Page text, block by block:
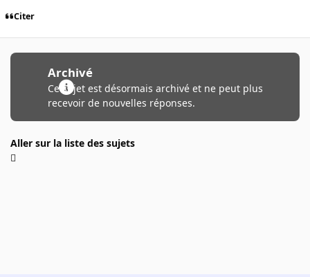
Citer
Archivé
Ce sujet est désormais archivé et ne peut plus
recevoir de nouvelles réponses.
Aller sur la liste des sujets